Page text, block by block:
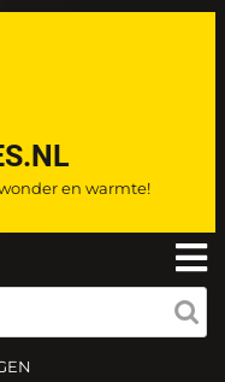
en warmte!